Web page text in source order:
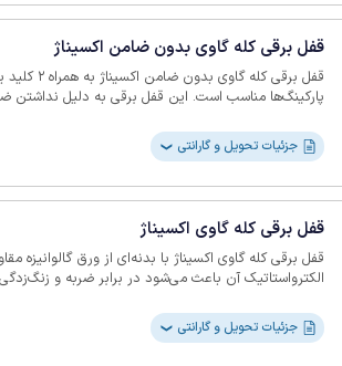
قفل برقی کله گاوی بدون ضامن اکسیناژ
پارکینگ‌ها مناسب است. این قفل برقی به دلیل نداشتن
می‌رسد. با طراحی مقاوم و عملکرد ساده، به راحتی بر
بعلاوه، به سیستم‌های امنیتی دیگر مانند آیفون
امنیت بیشتر و دسترسی هوشمند هستند، توسط برند اکسیناژ عرضه
جزئیات تحویل و گارانتی ❯
قفل برقی کله گاوی اکسیناژ
قفل برقی کله گاوی اکسیناژ با بدنه‌ای از ورق
الکترواستاتیک آن باعث می‌شود در برابر ضربه و
فلزی، درب‌های اتوماتیک پارکینگ یا درب‌های ورودی
صوتی و تصویری، جک‌های پارکینگی و سیستم‌های کنترل
جزئیات تحویل و گارانتی ❯